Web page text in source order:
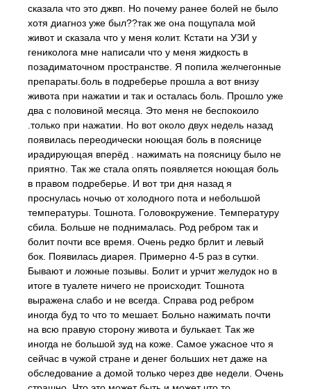
сказала что это джвп. Но почему ранее болей не было
хотя диагноз уже был??так же она пощупала мой
живот и сказала что у меня колит. Кстати на УЗИ у
гениколога мне написали что у меня жидкость в
позадиматочном пространстве. Я попила желчегонные
препараты.боль в подреберье прошла а вот внизу
живота при нажатии и так и осталась боль. Прошло уже
два с половиной месяца. Это меня не беспокоило
.только при нажатии. Но вот около двух недель назад
появилась переодически ноющая боль в пояснице
ирадирующая вперёд . нажимать на поясницу было не
приятно. Так же стала опять появляется ноющая боль
в правом подреберье. И вот три дня назад я
проснулась ночью от холодного пота и небольшой
температуры. Тошнота. Головокружение. Температуру
сбила. Больше не поднималась. Род ребром так и
болит почти все время. Очень редко брлит и левый
бок. Появилась диарея. Примерно 4-5 раз в сутки.
Бывают и ложные позывы. Болит и урчит желудок но в
итоге в туалете ничего не происходит. Тошнота
выражена слабо и не всегда. Справа род ребром
иногда буд то что то мешает. Больно нажимать почти
на всю правую сторону живота и булькает. Так же
иногда не большой зуд на коже. Самое ужасное что я
сейчас в чужой стране и денег больших нет даже на
обследование а домой только через две недели. Очень